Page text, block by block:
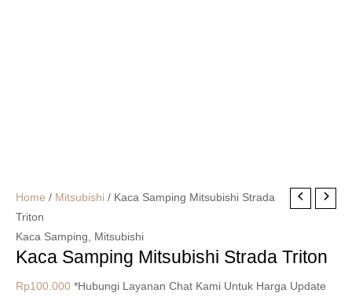
Home / Mitsubishi / Kaca Samping Mitsubishi Strada
Triton
Kaca Samping, Mitsubishi
Kaca Samping Mitsubishi Strada Triton
Rp100.000 *Hubungi Layanan Chat Kami Untuk Harga Update